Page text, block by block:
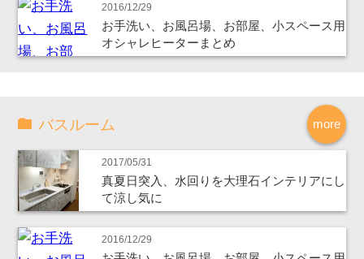
2016/12/29
お手洗い、お風呂場、お部屋、小スペース用
オシャレヒーターまとめ
more
バスルーム
2017/05/31
真夏日突入、水回りを大理石インテリアにし
て涼し気に
2016/12/29